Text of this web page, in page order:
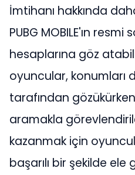
İmtihanı hakkında
PUBG MOBILE'ın
hesaplarına göz
oyuncular, konumları
tarafından
aramakla
kazanmak için
başarılı bir şekilde